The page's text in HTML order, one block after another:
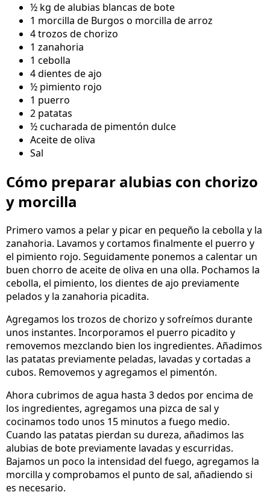
½ kg de alubias blancas de bote
1 morcilla de Burgos o morcilla de arroz
4 trozos de chorizo
1 zanahoria
1 cebolla
4 dientes de ajo
½ pimiento rojo
1 puerro
2 patatas
½ cucharada de pimentón dulce
Aceite de oliva
Sal
Cómo preparar alubias con chorizo
y morcilla
Primero vamos a pelar y picar en pequeño la cebolla y la
zanahoria. Lavamos y cortamos finalmente el puerro y
el pimiento rojo. Seguidamente ponemos a calentar un
buen chorro de aceite de oliva en una olla. Pochamos la
cebolla, el pimiento, los dientes de ajo previamente
pelados y la zanahoria picadita.
Agregamos los trozos de chorizo y sofreímos durante
unos instantes. Incorporamos el puerro picadito y
removemos mezclando bien los ingredientes. Añadimos
las patatas previamente peladas, lavadas y cortadas a
cubos. Removemos y agregamos el pimentón.
Ahora cubrimos de agua hasta 3 dedos por encima de
los ingredientes, agregamos una pizca de sal y
cocinamos todo unos 15 minutos a fuego medio.
Cuando las patatas pierdan su dureza, añadimos las
alubias de bote previamente lavadas y escurridas.
Bajamos un poco la intensidad del fuego, agregamos la
morcilla y comprobamos el punto de sal, añadiendo si
es necesario.